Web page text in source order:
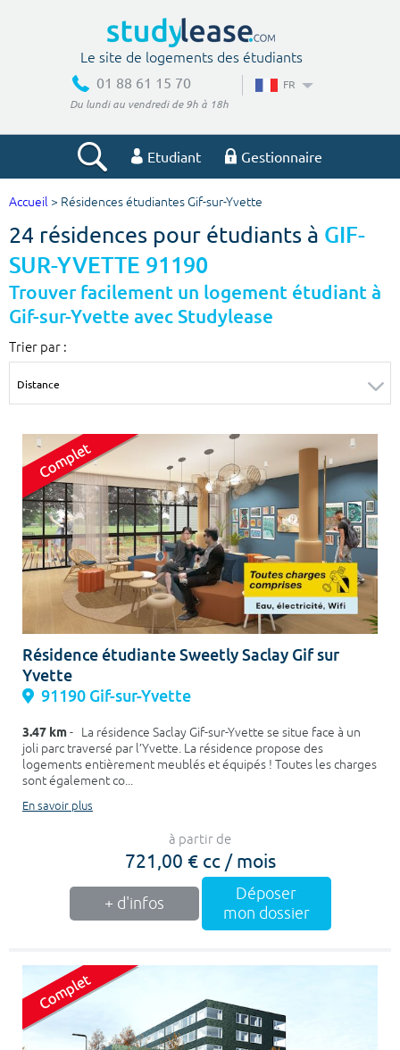
Le site de logements des étudiants
01 88 61 15 70
Du lundi au vendredi de 9h à 18h
FR
Etudiant Gestionnaire
Votre recherche
Ville, école
Budget max
m² m²
Type de location
Colocation
Votre date d'entrée
Chercher
Accueil > Résidences étudiantes Gif-sur-Yvette
24 résidences pour étudiants à GIF-
SUR-YVETTE 91190
Trouver facilement un logement étudiant à
Gif-sur-Yvette avec Studylease
Trier par :
Résidence étudiante Sweetly Saclay Gif sur
Yvette
91190 Gif-sur-Yvette
3.47 km- La résidence Saclay Gif-sur-Yvette se situe face à un
joli parc traversé par l’Yvette. La résidence propose des
logements entièrement meublés et équipés ! Toutes les charges
sont également co...
En savoir plus
à partir de
721,00 € cc / mois
+ d'infos
Déposer
mon dossier